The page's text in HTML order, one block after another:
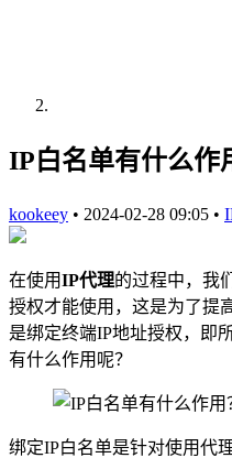
IP白名单有什么作
kookeey • 2024-02-28 09:05 •
在使用IP代理的过程中，我
授权才能使用，这是为了提
是绑定终端IP地址授权，即
有什么作用呢？
绑定IP白名单是针对使用代